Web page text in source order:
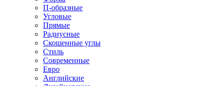
П-образные
Угловые
Прямые
Радиусные
Скошенные углы
Стиль
Современные
Евро
Английские